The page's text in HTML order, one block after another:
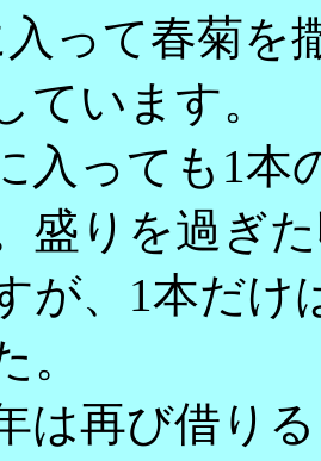
って春菊を
ています。
入っても1本
盛りを過ぎ
が、1本だけ
。
は再び借り